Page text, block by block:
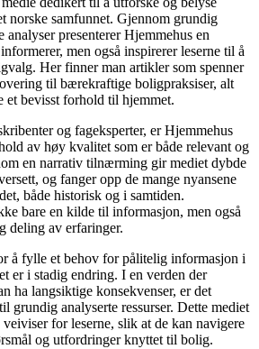
norske samfunnet. Gjennom grundig
presenterer Hjemmehus en
men også inspirerer leserne til å
Her finner man artikler som spenner
til bærekraftige boligpraksiser, alt
et bevisst forhold til hjemmet.
og fageksperter, er Hjemmehus
av høy kvalitet som er både relevant og
en narrativ tilnærming gir mediet dybde
og fanger opp de mange nyansene
både historisk og i samtiden.
bare en kilde til informasjon, men også
deling av erfaringer.
å fylle et behov for pålitelig informasjon i
er i stadig endring. I en verden der
ha langsiktige konsekvenser, er det
grundig analyserte ressurser. Dette mediet
for leserne, slik at de kan navigere
og utfordringer knyttet til bolig.